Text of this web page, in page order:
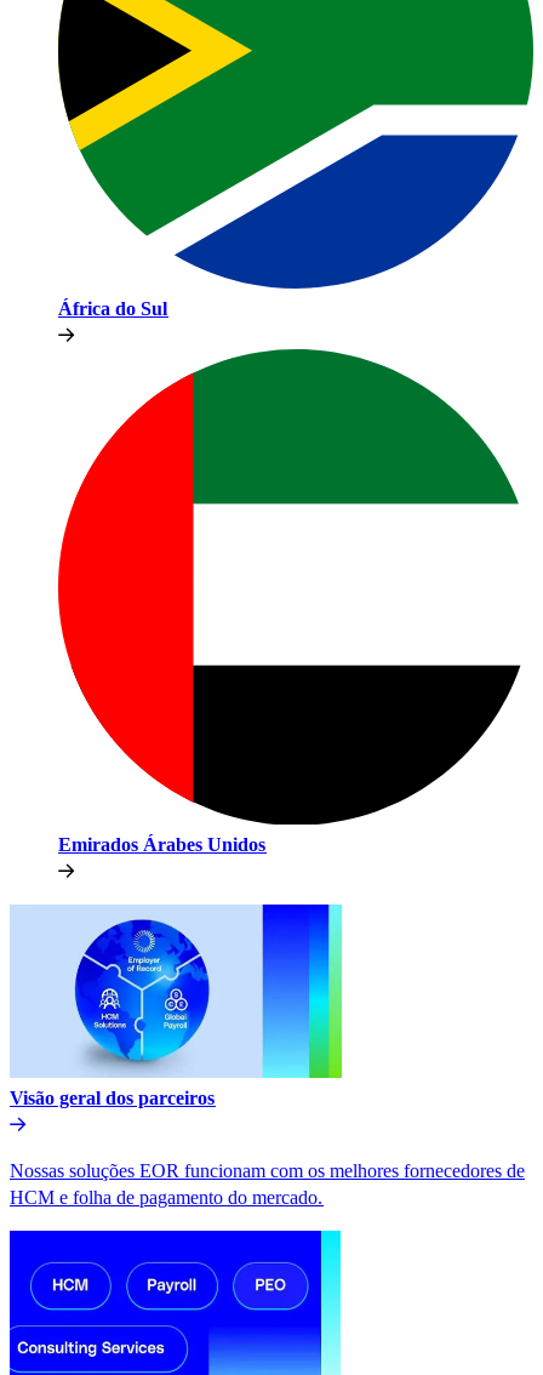
África do Sul​​
Emirados Árabes Unidos​​
Visão geral dos parceiros​​
Nossas soluções EOR funcionam com os melhores fornecedores de
HCM e folha de pagamento do mercado.​​